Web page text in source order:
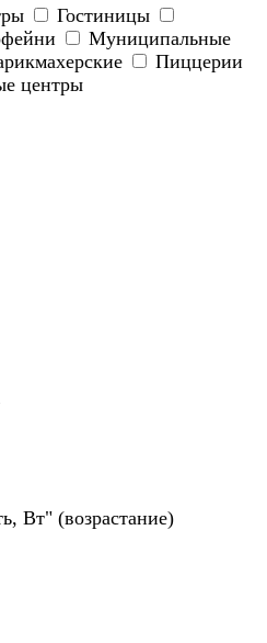
Гостиницы
Муниципальные
Пиццерии
центры
Вт" (возрастание)